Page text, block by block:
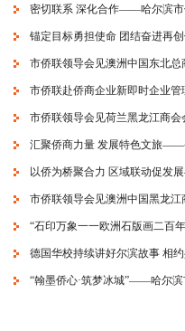
密切联系 深化合作——哈尔滨市
锚定目标勇担使命 团结奋进再
市侨联领导会见澳洲中国东北
市侨联赴侨商企业新即时企业
市侨联领导会见荷兰黑龙江商会
汇聚侨商力量 发展特色文旅——
以侨为桥聚合力 区域联动促发
市侨联领导会见澳洲中国黑龙江
“石印万象一一欧洲石版画二百
德国华校持续讲好尔滨故事 相
“翰墨侨心·筑梦冰城”——哈尔滨